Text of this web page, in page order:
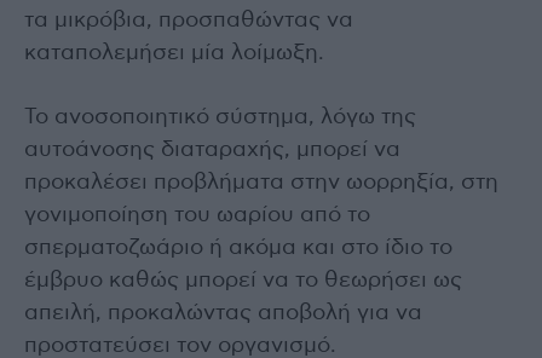
τα μικρόβια, προσπαθώντας να
καταπολεμήσει μία λοίμωξη.
Το ανοσοποιητικό σύστημα, λόγω της
αυτοάνοσης διαταραχής, μπορεί να
προκαλέσει προβλήματα στην ωορρηξία, στη
γονιμοποίηση του ωαρίου από το
σπερματοζωάριο ή ακόμα και στο ίδιο το
έμβρυο καθώς μπορεί να το θεωρήσει ως
απειλή, προκαλώντας αποβολή για να
προστατεύσει τον οργανισμό.